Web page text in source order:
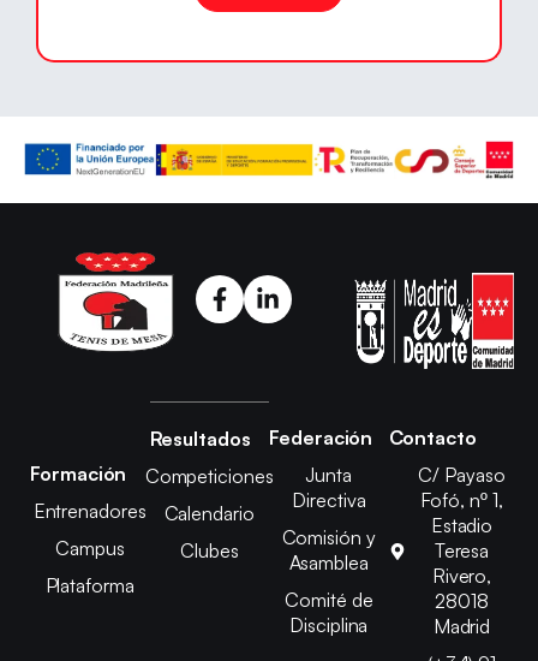
Formación
Entrenadores
Campus
Plataforma
Resultados
Competiciones
Calendario
Clubes
Federación
Junta
Directiva
Comisión y
Asamblea
Comité de
Disciplina
Contacto
C/ Payaso
Fofó, nº 1,
Estadio
Teresa
Rivero,
28018
Madrid